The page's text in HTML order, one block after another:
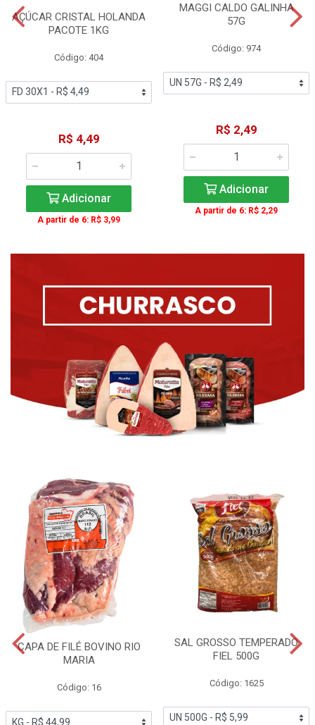
AÇÚCAR CRISTAL HOLANDA
PACOTE 1KG
Código: 404
R$ 4,49
Adicionar
A partir de 6: R$ 3,99
MAGGI CALDO GALINHA
57G
Código: 974
R$ 2,49
Adicionar
A partir de 6: R$ 2,29
CAPA DE FILÉ BOVINO RIO
MARIA
Código: 16
SAL GROSSO TEMPERADO
FIEL 500G
Código: 1625